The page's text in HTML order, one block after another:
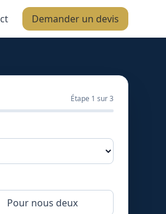
Demander un devis
Étape 1 sur 3
Pour nous deux